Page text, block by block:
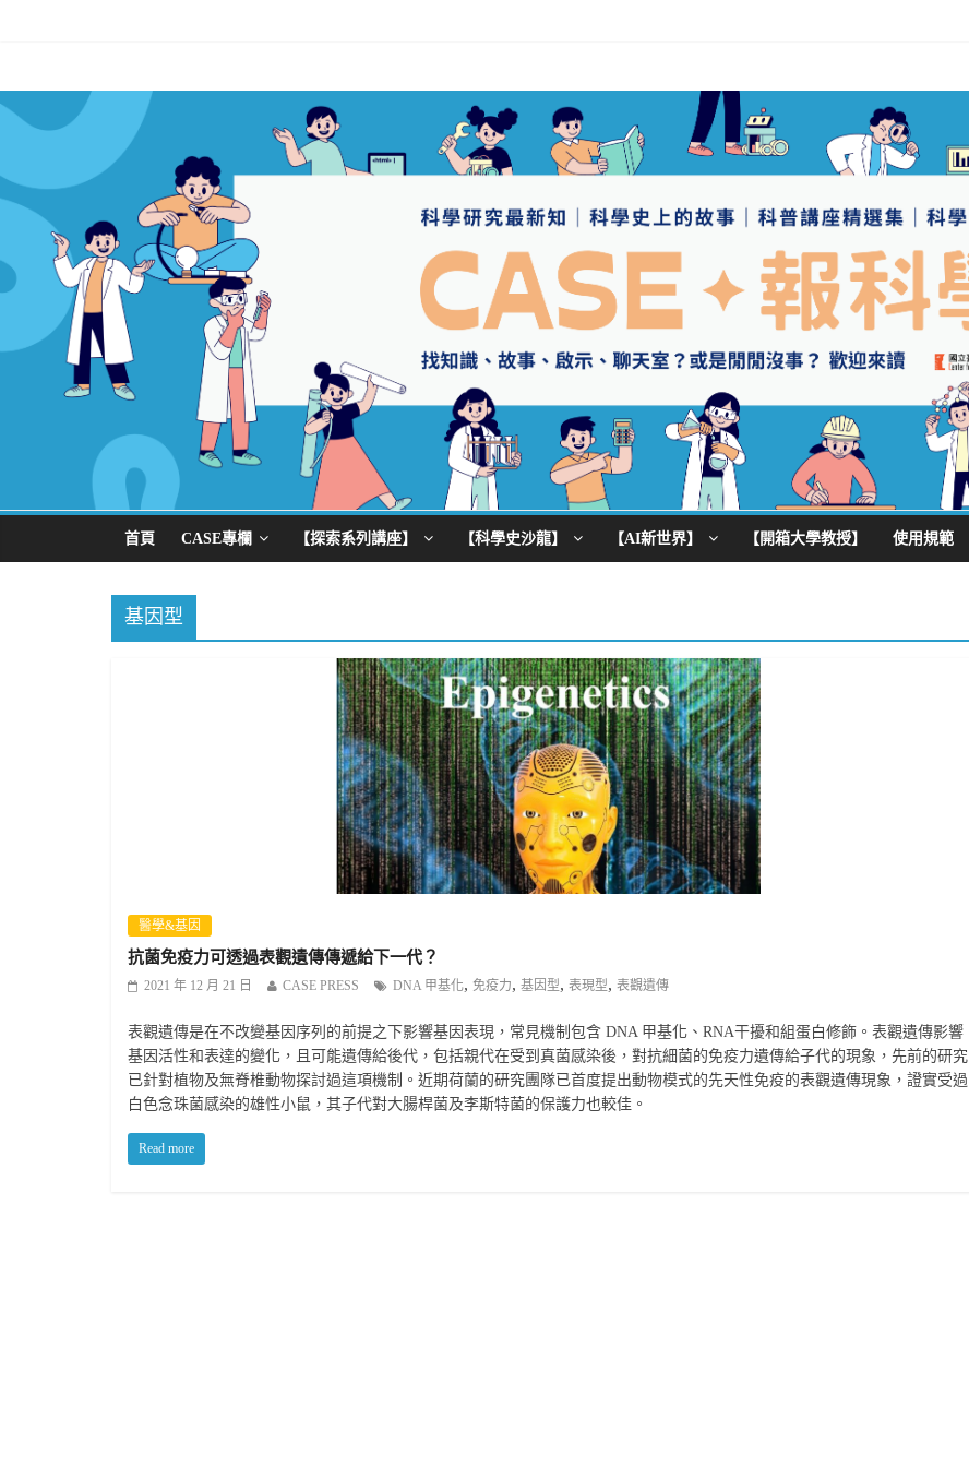
首頁 CASE專欄 【探索系列講座】 【科學史沙龍】 【AI新世界】 【開箱大學教授】 使用規範
基因型
醫學&基因
抗菌免疫力可透過表觀遺傳傳遞給下一代？
2021 年 12 月 21 日 CASE PRESS DNA 甲基化, 免疫力, 基因型, 表現型, 表觀遺傳
表觀遺傳是在不改變基因序列的前提之下影響基因表現，常見機制包含 DNA 甲基化、RNA干擾和組蛋白修飾。表觀遺傳影響
基因活性和表達的變化，且可能遺傳給後代，包括親代在受到真菌感染後，對抗細菌的免疫力遺傳給子代的現象，先前的研究
已針對植物及無脊椎動物探討過這項機制。近期荷蘭的研究團隊已首度提出動物模式的先天性免疫的表觀遺傳現象，證實受過
白色念珠菌感染的雄性小鼠，其子代對大腸桿菌及李斯特菌的保護力也較佳。
Read more